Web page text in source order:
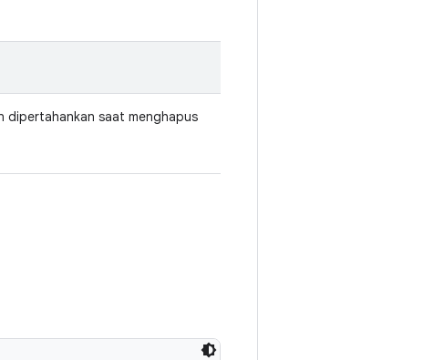
dipertahankan saat menghapus